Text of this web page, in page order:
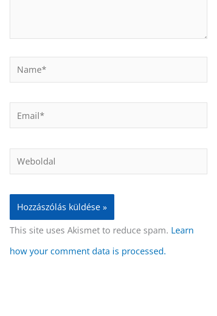
Name*
Email*
Weboldal
This site uses Akismet to reduce spam. Learn
how your comment data is processed.